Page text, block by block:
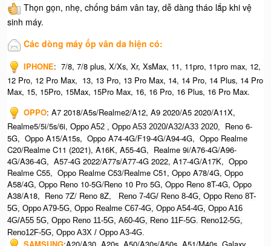
Thọn gọn, nhẹ, chống bám vân tay, dễ dàng tháo lắp khi vệ
sinh máy.
Các dòng máy ốp vân da hiện có:
IPHONE: 7/8, 7/8 plus, X/Xs, Xr, XsMax, 11, 11pro, 11pro max, 12,
12 Pro, 12 Pro Max, 13, 13 Pro, 13 Pro Max, 14, 14 Pro, 14 Plus, 14 Pro
Max, 15, 15Pro, 15Max, 15Pro Max, 16, 16 Pro, 16 Plus, 16 Pro Max.​
OPPO: A7 2018/A5s/Realme2/A12, A9 2020/A5 2020/A11X,
Realme5/5i/5s/6i, Oppo A52 , Oppo A53 2020/A32/A33 2020,
Reno 6-
5G, Oppo A15/A15s, Oppo A74-4G/F19-4G/A94-4G, Oppo Realme
C20/Realme C11 (2021), A16K, A55-4G, Realme 9i/A76-4G/A96-
4G/A36-4G, A57-4G 2022/A77s/A77-4G 2022, A17-4G/A17K, Oppo
Realme C55, Oppo Realme C53/Realme C51, Oppo A78/4G, Oppo
A58/4G, Oppo Reno 10-5G/Reno 10 Pro 5G, Oppo Reno 8T-4G, Oppo
A38/A18, Reno 7Z/ Reno 8Z,
Reno 7-4G/ Reno 8-4G, Oppo Reno 8T-
5G, Oppo A79-5G, Oppo Realme C67-4G, Oppo A54-4G, Oppo A16
4G/A55 5G, Oppo Reno 11-5G, A60-4G, Reno 11F-5G. Reno12-5G,
Reno12F-5G, Oppo A3X / Oppo A3-4G.